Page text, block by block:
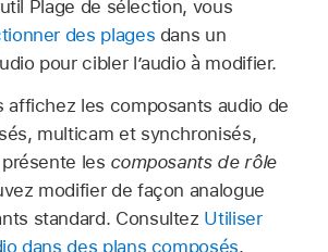
Plage de sélection, vous
des plages dans un
pour cibler l’audio à modifier.
affichez les composants audio de
multicam et synchronisés,
les composants de rôle
modifier de façon analogue
standard. Consultez Utiliser
dans des plans composés.